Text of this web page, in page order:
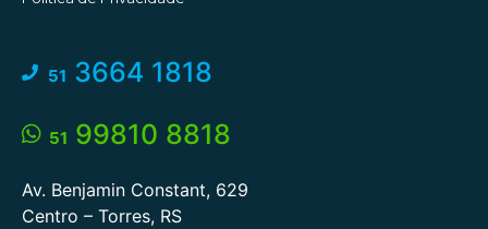
51 3664 1818
51 99810 8818
Av. Benjamin Constant, 629
Centro – Torres, RS